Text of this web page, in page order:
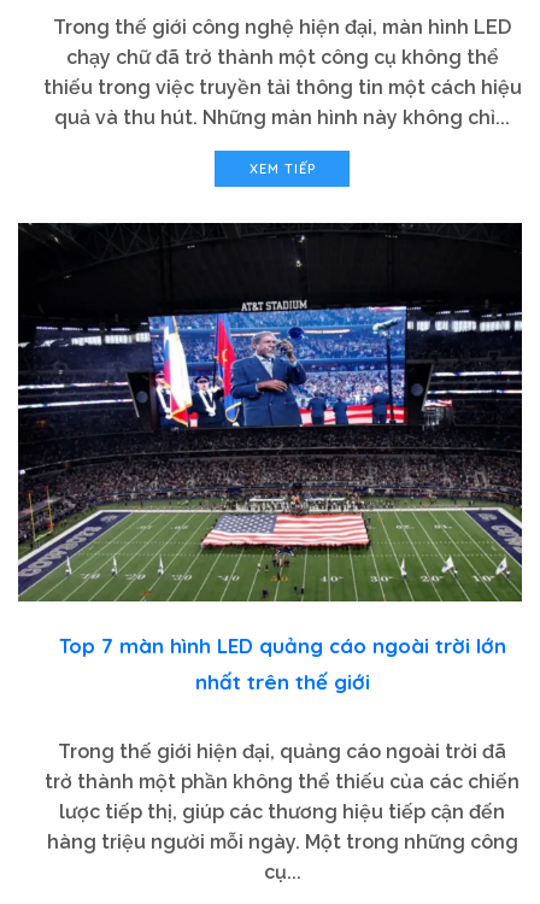
Trong thế giới công nghệ hiện đại, màn hình LED
chạy chữ đã trở thành một công cụ không thể
thiếu trong việc truyền tải thông tin một cách hiệu
quả và thu hút. Những màn hình này không chỉ...
XEM TIẾP
Top 7 màn hình LED quảng cáo ngoài trời lớn
nhất trên thế giới
Trong thế giới hiện đại, quảng cáo ngoài trời đã
trở thành một phần không thể thiếu của các chiến
lược tiếp thị, giúp các thương hiệu tiếp cận đến
hàng triệu người mỗi ngày. Một trong những công
cụ...